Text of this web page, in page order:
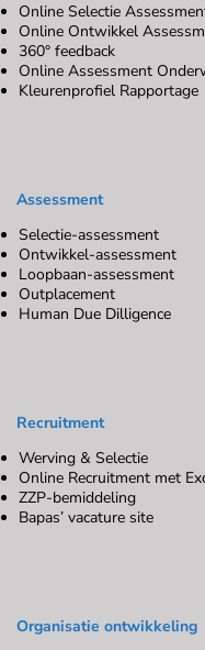
Online Selectie
Online Ontwikkel
360° feedback
Online Assessment
Kleurenprofiel Rapportage
Assessment
Selectie-assessment
Ontwikkel-assessment
Loopbaan-assessment
Outplacement
Human Due Dilligence
Recruitment
Werving & Selectie
Online Recruitment met
ZZP-bemiddeling
Bapas’ vacature site
Organisatie ontwikkeling